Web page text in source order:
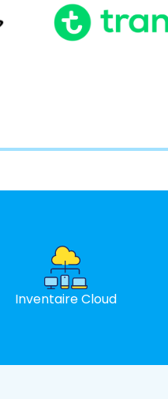
Inventaire Cloud